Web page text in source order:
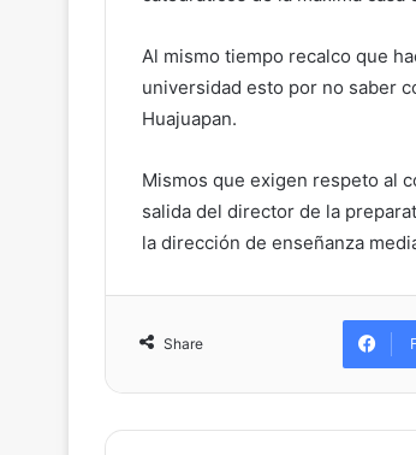
Al mismo tiempo recalco que
universidad esto por no saber
Huajuapan.
Mismos que exigen respeto al
salida del director de la
la dirección de enseñanza
Share